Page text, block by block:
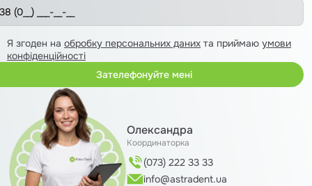
Я згоден наобробку персональних даних та приймаюумови
конфіденційності
Олександра
Координаторка
(073) 222 33 33
info@astradent.ua